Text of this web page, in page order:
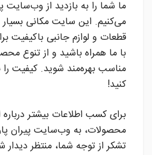
ما شما را به بازدید از وب‌سایت
می‌کنیم. این سایت مکانی
قطعات و لوازم جانبی باکیفیت
با ما همراه باشید و از تنوع
مناسب بهره‌مند شوید. کیفیت را
کنید!
برای کسب اطلاعات بیشتر
محصولات، به وب‌سایت پیران
تشکر از توجه شما، منتظر